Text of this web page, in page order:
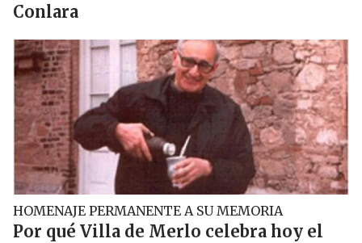
Conlara
HOMENAJE PERMANENTE A SU MEMORIA
Por qué Villa de Merlo celebra hoy el